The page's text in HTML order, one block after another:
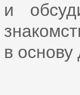
и
в